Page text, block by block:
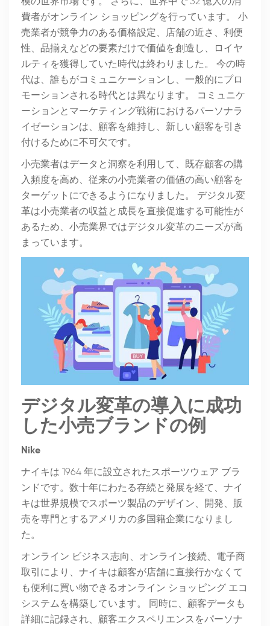
費者がオンライン ショッピングを行っています。 小
売業者が競争力のある価格設定、店舗の近さ、利便
性、品揃えなどの要素だけで価値を創造し、ロイヤ
ルティを獲得していた時代は終わりました。 今の時
代は、誰もがコミュニケーションし、一般的にプロ
モーションされる時代とは異なります。 コミュニケ
ーションとマーケティング戦術におけるパーソナラ
イゼーションは、顧客を維持し、新しい顧客を引き
付けるために不可欠です。
小売業者はデータと洞察を利用して、既存顧客の購
入頻度を高め、従来の小売業者の価値の高い顧客を
ターゲットにできるようになりました。 デジタル変
革は小売業者の収益と成長を直接促進する可能性が
あるため、小売業界ではデジタル変革のニーズが高
まっています。
デジタル変革の導入に成功
した小売ブランドの例
Nike
ナイキは 1964 年に設立されたスポーツウェア ブラ
ンドです。数十年にわたる存続と発展を経て、ナイ
キは世界規模でスポーツ製品のデザイン、開発、販
売を専門とするアメリカの多国籍企業になりまし
た。
オンライン ビジネス志向、オンライン接続、電子商
取引により、ナイキは顧客が店舗に直接行かなくて
も便利に買い物できるオンライン ショッピング エコ
システムを構築しています。 同時に、顧客データも
詳細に記録され、顧客エクスペリエンスをパーソナ